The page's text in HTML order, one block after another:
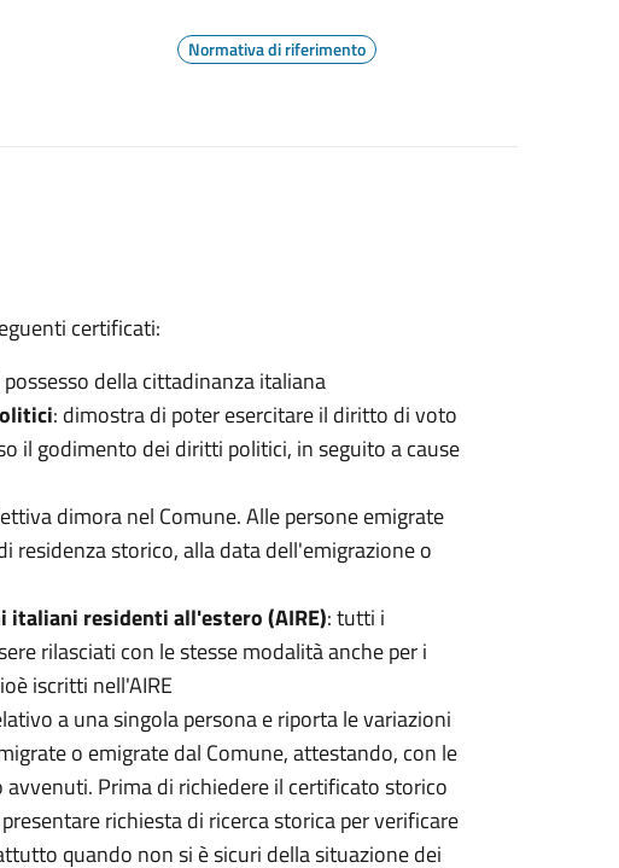
Normativa di riferimento
certificati:
della cittadinanza italiana
: dimostra di poter esercitare il diritto di voto
il godimento dei diritti politici, in seguito a cause
dimora nel Comune. Alle persone emigrate
residenza storico, alla data dell'emigrazione o
residenti all'estero (AIRE): tutti i
rilasciati con le stesse modalità anche per i
iscritti nell'AIRE
a una singola persona e riporta le variazioni
o emigrate dal Comune, attestando, con le
Prima di richiedere il certificato storico
richiesta di ricerca storica per verificare
quando non si è sicuri della situazione dei